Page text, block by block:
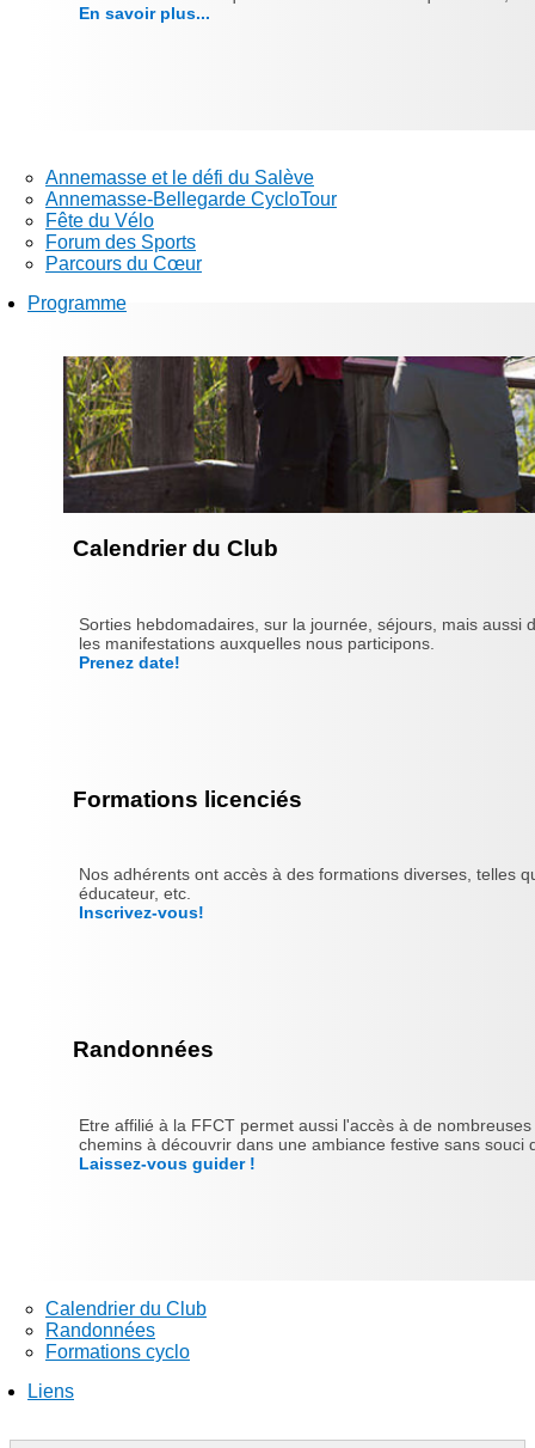
En savoir plus...
Annemasse et le défi du Salève
Annemasse-Bellegarde CycloTour
Fête du Vélo
Forum des Sports
Parcours du Cœur
Programme
Calendrier du Club
Sorties hebdomadaires, sur la journée, séjours, mais
les manifestations auxquelles nous participons.
Prenez date!
Formations licenciés
Nos adhérents ont accès à des formations diverses, telles
éducateur, etc.
Inscrivez-vous!
Randonnées
Etre affilié à la FFCT permet aussi l'accès à de
chemins à découvrir dans une ambiance festive sans souci
Laissez-vous guider !
Calendrier du Club
Randonnées
Formations cyclo
Liens